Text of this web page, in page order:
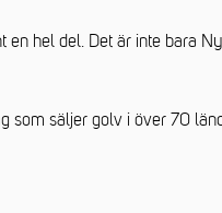
en hel del. Det är inte bara
som säljer golv i över 70